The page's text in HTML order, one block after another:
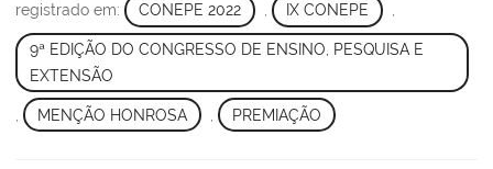
registrado em: CONEPE 2022 IX CONEPE
9ª EDIÇÃO DO CONGRESSO DE ENSINO, PESQUISA E
EXTENSÃO
MENÇÃO HONROSA PREMIAÇÃO